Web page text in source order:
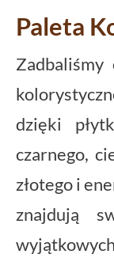
Paleta
dzięki
czarnego,
złotego i
znajdują